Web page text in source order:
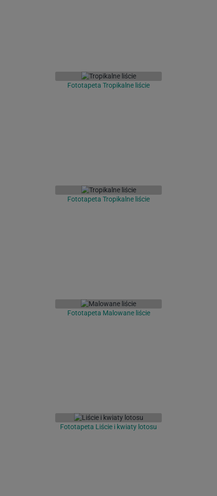
Fototapeta Tropikalne liście
Fototapeta Tropikalne liście
Fototapeta Malowane liście
Fototapeta Liście i kwiaty lotosu